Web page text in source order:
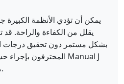
يمكن أن تؤدي الأنظمة الكبيرة
يقلل من الكفاءة والراحة. قد
بشكل مستمر دون تحقيق درجات
مفصلة لتحديد الحجم بدقة.